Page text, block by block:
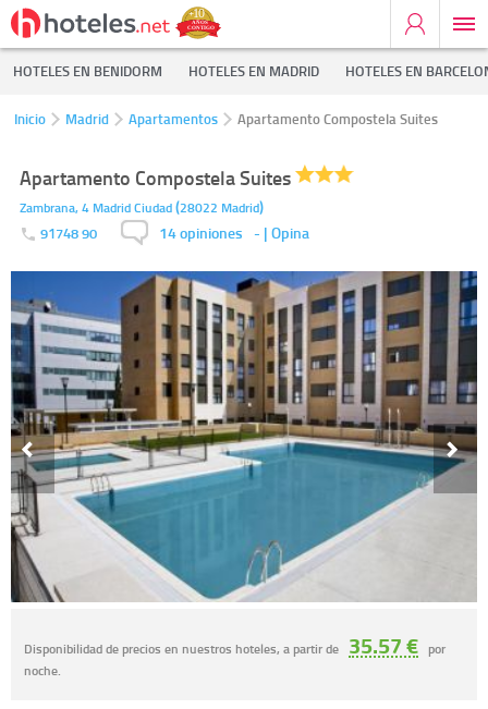
HOTELES EN BENIDORM HOTELES EN MADRID HOTELES EN
Inicio Madrid Apartamentos Apartamento Compostela Suites
Apartamento Compostela Suites
Zambrana, 4 Madrid Ciudad(28022 Madrid)
91748 90 14 opiniones - | Opina
Disponibilidad de precios en nuestros hoteles, a partir de 35.57 € por
noche.